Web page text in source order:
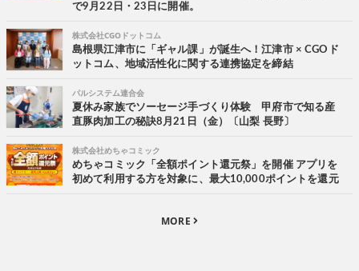
で9月22日・23日に開催。
株式会社CGOドットコム
島根県江津市に「ギャル課」が誕生へ！江津市 × CGOド
ットコム、地域活性化に関する連携協定を締結
パルシステム連合会
夏休み家族でソーセージ手づくり体験 甲府市で知る産
直豚肉加工の秘訣8月21日（金）〔山梨 長野〕
株式会社めちゃコミック
めちゃコミック「全額ポイント還元祭」を開催 アプリを
初めて利用する方を対象に、最大10,000ポイントを還元
MORE